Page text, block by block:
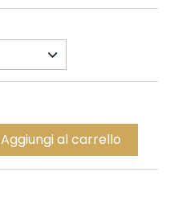
Aggiungi al carrello